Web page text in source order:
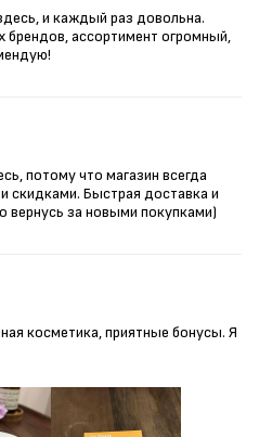
и каждый раз довольна.
брендов, ассортимент огромный,
потому что магазин всегда
скидками. Быстрая доставка и
вернусь за новыми покупками)
косметика, приятные бонусы. Я